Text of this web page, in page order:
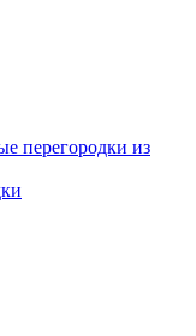
перегородки из